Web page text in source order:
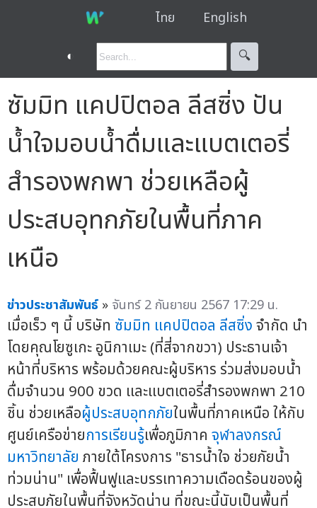
ไทย English
◐ 🔍︎
ซัมมิท แคปปิตอล ลีสซิ่ง ปัน
น้ำใจมอบน้ำดื่มและแบตเตอรี่
สำรองพกพา ช่วยเหลือผู้
ประสบอุทกภัยในพื้นที่ภาค
เหนือ
ข่าวประชาสัมพันธ์ » จันทร์ 2 กันยายน 2567 17:29 น.
เมื่อเร็ว ๆ นี้ บริษัท ซัมมิท แคปปิตอล ลีสซิ่งจำกัด นำ
โดยคุณโยซูเกะ อูนิกาเมะ (ที่สี่จากขวา) ประธานเจ้า
หน้าที่บริหาร พร้อมด้วยคณะผู้บริหาร ร่วมส่งมอบน้ำ
ดื่มจำนวน 900 ขวด และแบตเตอรี่สำรองพกพา 210
ชิ้น ช่วยเหลือผู้ประสบอุทกภัยในพื้นที่ภาคเหนือ ให้กับ
ศูนย์เครือข่ายการเรียนรู้เพื่อภูมิภาค จุฬาลงกรณ์
มหาวิทยาลัย ภายใต้โครงการ "ธารน้ำใจ ช่วยภัยน้ำ
ท่วมน่าน" เพื่อฟื้นฟูและบรรเทาความเดือดร้อนของผู้
ประสบภัยในพื้นที่จังหวัดน่าน ที่ขณะนี้นับเป็นพื้นที่